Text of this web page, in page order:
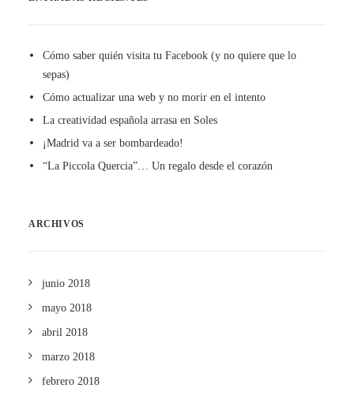
Cómo saber quién visita tu Facebook (y no quiere que lo
sepas)
Cómo actualizar una web y no morir en el intento
La creatividad española arrasa en Soles
¡Madrid va a ser bombardeado!
“La Piccola Quercia”… Un regalo desde el corazón
ARCHIVOS
junio 2018
mayo 2018
abril 2018
marzo 2018
febrero 2018